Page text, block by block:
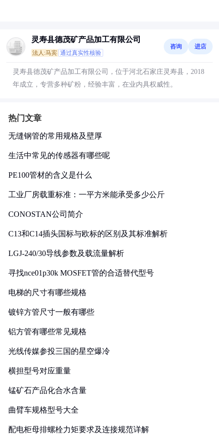
灵寿县德茂矿产品加工有限公司
法人:马宾 通过真实性核验
咨询 进店
灵寿县德茂矿产品加工有限公司，位于河北石家庄灵寿县，2018
年成立，专营多种矿粉，经验丰富，在业内具权威性。
热门文章
无缝钢管的常用规格及壁厚
生活中常见的传感器有哪些呢
PE100管材的含义是什么
工业厂房载重标准：一平方米能承受多少公斤
CONOSTAN公司简介
C13和C14插头国标与欧标的区别及其标准解析
LGJ-240/30导线参数及载流量解析
寻找nce01p30k MOSFET管的合适替代型号
电梯的尺寸有哪些规格
镀锌方管尺寸一般有哪些
铝方管有哪些常见规格
光线传媒参投三国的星空爆冷
横担型号对应重量
锰矿石产品化合水含量
曲臂车规格型号大全
配电柜母排螺栓力矩要求及连接规范详解